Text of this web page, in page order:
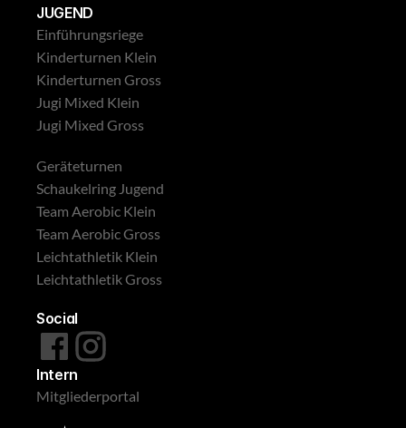
JUGEND
Einführungsriege
Kinderturnen Klein
Kinderturnen Gross
Jugi Mixed Klein
Jugi Mixed Gross
Geräteturnen
Schaukelring Jugend
Team Aerobic Klein
Team Aerobic Gross
Leichtathletik Klein
Leichtathletik Gross
Social
Intern
Mitgliederportal